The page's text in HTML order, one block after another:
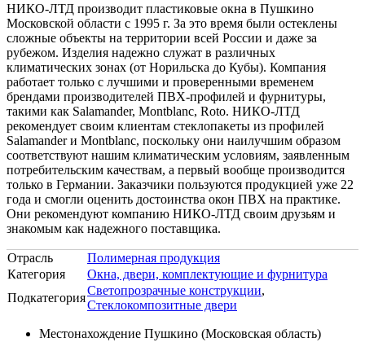
НИКО-ЛТД производит пластиковые окна в Пушкино
Московской области с 1995 г. За это время были остеклены
сложные объекты на территории всей России и даже за
рубежом. Изделия надежно служат в различных
климатических зонах (от Норильска до Кубы). Компания
работает только с лучшими и проверенными временем
брендами производителей ПВХ-профилей и фурнитуры,
такими как Salamander, Montblanc, Roto. НИКО-ЛТД
рекомендует своим клиентам стеклопакеты из профилей
Salamander и Montblanc, поскольку они наилучшим образом
соответствуют нашим климатическим условиям, заявленным
потребительским качествам, а первый вообще производится
только в Германии. Заказчики пользуются продукцией уже 22
года и смогли оценить достоинства окон ПВХ на практике.
Они рекомендуют компанию НИКО-ЛТД своим друзьям и
знакомым как надежного поставщика.
Отрасль
Полимерная продукция
Категория
Окна, двери, комплектующие и фурнитура
Подкатегория
Светопрозрачные конструкции,
Стеклокомпозитные двери
Местонахождение Пушкино (Московская область)